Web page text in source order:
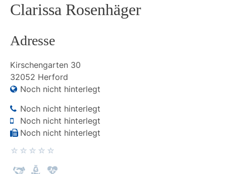
Clarissa Rosenhäger
Adresse
Kirschengarten 30
32052 Herford
Noch nicht hinterlegt
Noch nicht hinterlegt
Noch nicht hinterlegt
Noch nicht hinterlegt